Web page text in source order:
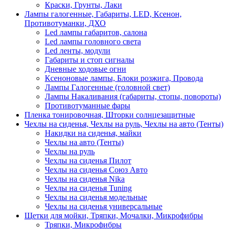
Краски, Грунты, Лаки
Лампы галогенные, Габариты, LED, Ксенон,
Противотуманки, ДХО
Led лампы габаритов, салона
Led лампы головного света
Led ленты, модули
Габариты и стоп сигналы
Дневные ходовые огни
Ксеноновые лампы, Блоки розжига, Провода
Лампы Галогенные (головной свет)
Лампы Накаливания (габариты, стопы, повороты)
Противотуманные фары
Пленка тонировочная, Шторки солнцезащитные
Чехлы на сиденья, Чехлы на руль, Чехлы на авто (Тенты)
Накидки на сиденья, майки
Чехлы на авто (Тенты)
Чехлы на руль
Чехлы на сиденья Пилот
Чехлы на сиденья Союз Авто
Чехлы на сиденья Nika
Чехлы на сиденья Tuning
Чехлы на сиденья модельные
Чехлы на сиденья универсальные
Щетки для мойки, Тряпки, Мочалки, Микрофибры
Тряпки, Микрофибры